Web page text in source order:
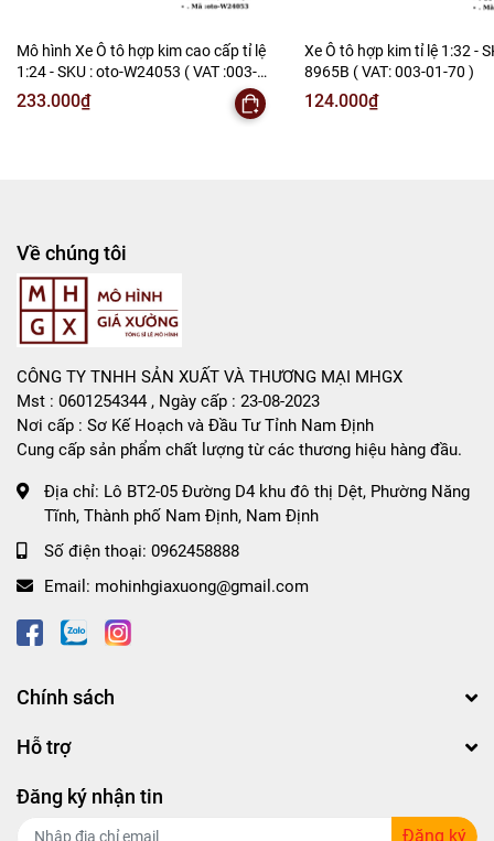
Liên hệ : 096.245.8888 vs 0947.783.771
Bán Buôn , Bán Lẻ Mô Hình
Mô hình Xe Ô tô hợp kim cao cấp tỉ lệ
1:24 - SKU : oto-W24053 ( VAT :003-
01-150 )
233.000₫
Xe Ô tô hợp kim tỉ lệ 1:32 -
8965B ( VAT: 003-01-70 )
124.000₫
Về chúng tôi
CÔNG TY TNHH SẢN XUẤT VÀ THƯƠNG MẠI MHGX
Mst : 0601254344 , Ngày cấp : 23-08-2023
Nơi cấp : Sơ Kế Hoạch và Đầu Tư Tỉnh Nam Định
Cung cấp sản phẩm chất lượng từ các thương hiệu hàng đầu.
Địa chỉ: Lô BT2-05 Đường D4 khu đô thị Dệt, Phường Năng
Tĩnh, Thành phố Nam Định, Nam Định
Số điện thoại: 0962458888
Email: mohinhgiaxuong@gmail.com
Chính sách
Hỗ trợ
Đăng ký nhận tin
Đăng ký